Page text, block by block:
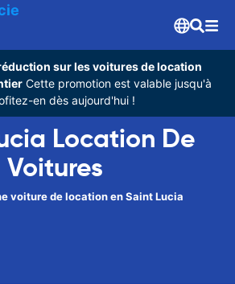
sur les voitures de location
Cette promotion est valable jusqu'à
en dès aujourd'hui !
Location De
Voitures
voiture de location en Saint Lucia